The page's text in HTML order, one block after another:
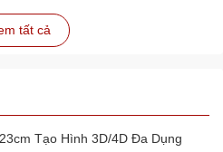
tất cả
Tạo Hình 3D/4D Đa Dụng